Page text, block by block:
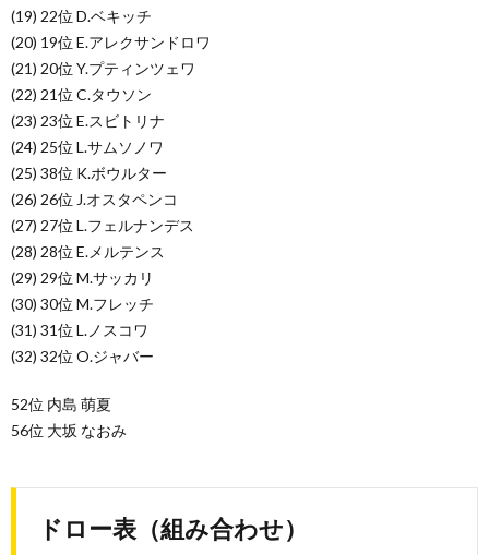
(19) 22位 D.ベキッチ
(20) 19位 E.アレクサンドロワ
(21) 20位 Y.プティンツェワ
(22) 21位 C.タウソン
(23) 23位 E.スビトリナ
(24) 25位 L.サムソノワ
(25) 38位 K.ボウルター
(26) 26位 J.オスタペンコ
(27) 27位 L.フェルナンデス
(28) 28位 E.メルテンス
(29) 29位 M.サッカリ
(30) 30位 M.フレッチ
(31) 31位 L.ノスコワ
(32) 32位 O.ジャバー
52位 内島 萌夏
56位 大坂 なおみ
ドロー表（組み合わせ）